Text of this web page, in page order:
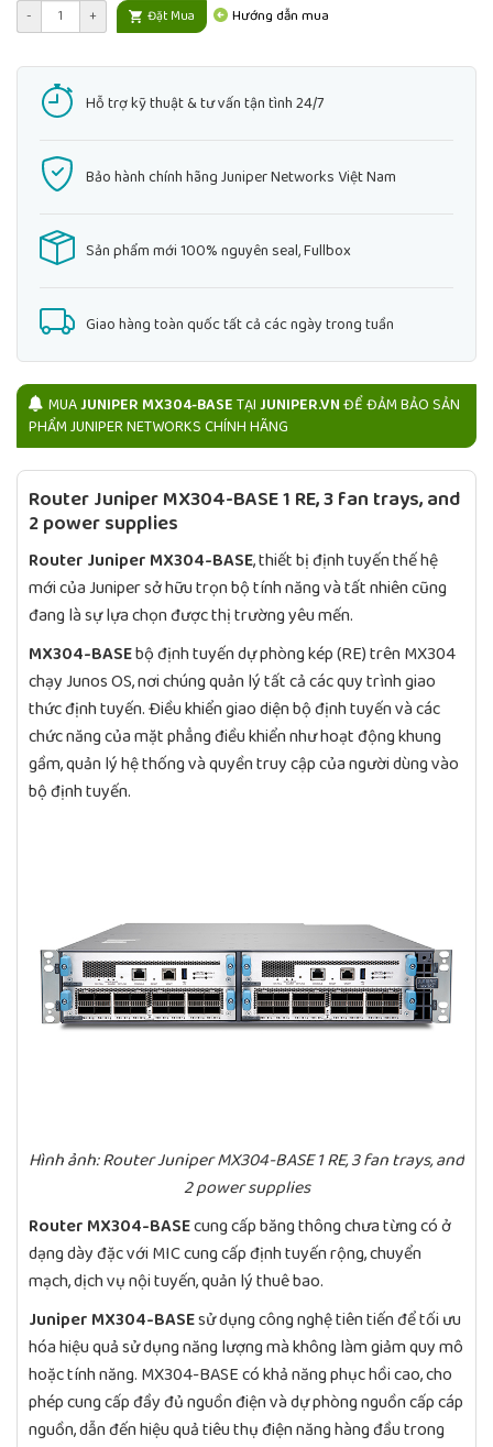
- + Đặt Mua Hướng dẫn mua
Hỗ trợ kỹ thuật & tư vấn tận tình 24/7
Bảo hành chính hãng Juniper Networks Việt Nam
Sản phẩm mới 100% nguyên seal, Fullbox
Giao hàng toàn quốc tất cả các ngày trong tuần
MUAJUNIPER MX304-BASETẠIJUNIPER.VNĐỂ ĐẢM BẢO SẢN
PHẨM JUNIPER NETWORKS CHÍNH HÃNG
Router Juniper MX304-BASE 1 RE, 3 fan trays, and
2 power supplies
Router Juniper MX304-BASE, thiết bị định tuyến thế hệ
mới của Juniper sở hữu trọn bộ tính năng và tất nhiên cũng
đang là sự lựa chọn được thị trường yêu mến.
MX304-BASEbộ định tuyến dự phòng kép (RE) trên MX304
chạy Junos OS, nơi chúng quản lý tất cả các quy trình giao
thức định tuyến. Điều khiển giao diện bộ định tuyến và các
chức năng của mặt phẳng điều khiển như hoạt động khung
gầm, quản lý hệ thống và quyền truy cập của người dùng vào
bộ định tuyến.
Hình ảnh: Router Juniper MX304-BASE 1 RE, 3 fan trays, and
2 power supplies
Router MX304-BASEcung cấp băng thông chưa từng có ở
dạng dày đặc với MIC cung cấp định tuyến rộng, chuyển
mạch, dịch vụ nội tuyến, quản lý thuê bao.
Juniper MX304-BASEsử dụng công nghệ tiên tiến để tối ưu
hóa hiệu quả sử dụng năng lượng mà không làm giảm quy mô
hoặc tính năng. MX304-BASE có khả năng phục hồi cao, cho
phép cung cấp đầy đủ nguồn điện và dự phòng nguồn cấp cáp
nguồn, dẫn đến hiệu quả tiêu thụ điện năng hàng đầu trong